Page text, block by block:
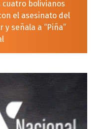
cuatro bolivianos
el asesinato del
señala a “Piña”